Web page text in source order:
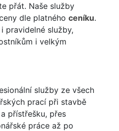
přát. Naše služby
dle platného ceníku.
pravidelné služby,
i velkým
služby ze všech
prací při stavbě
přístřešku, přes
práce až po